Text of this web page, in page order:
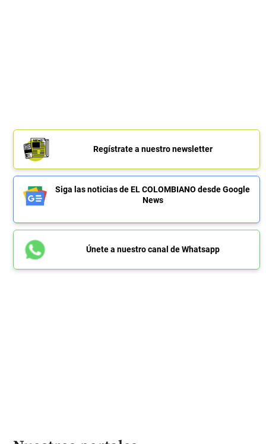
Regístrate a nuestro newsletter
Siga las noticias de EL COLOMBIANO desde Google
News
Únete a nuestro canal de Whatsapp